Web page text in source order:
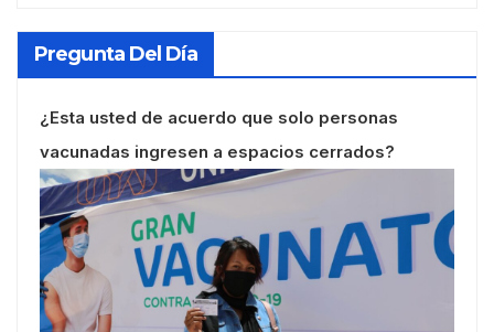
Pregunta Del Día
¿Esta usted de acuerdo que solo personas
vacunadas ingresen a espacios cerrados?